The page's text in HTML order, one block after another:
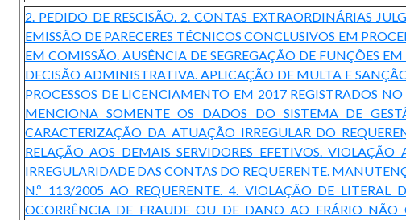
2. PEDIDO DE RESCISÃO. 2. CONTAS EXTRAORDINÁRIAS
EMISSÃO DE PARECERES TÉCNICOS CONCLUSIVOS EM
EM COMISSÃO. AUSÊNCIA DE SEGREGAÇÃO DE FUNÇÕES
DECISÃO ADMINISTRATIVA. APLICAÇÃO DE MULTA E
PROCESSOS DE LICENCIAMENTO EM 2017 REGISTRADOS
MENCIONA SOMENTE OS DADOS DO SISTEMA DE
CARACTERIZAÇÃO DA ATUAÇÃO IRREGULAR DO
RELAÇÃO AOS DEMAIS SERVIDORES EFETIVOS.
IRREGULARIDADE DAS CONTAS DO REQUERENTE.
N.º 113/2005 AO REQUERENTE. 4. VIOLAÇÃO DE LITERAL
OCORRÊNCIA DE FRAUDE OU DE DANO AO ERÁRIO NÃO